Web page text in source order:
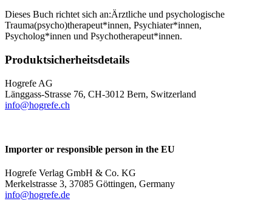
Dieses Buch richtet sich an:Ärztliche und psychologische
Trauma(psycho)therapeut*innen, Psychiater*innen,
Psycholog*innen und Psychotherapeut*innen.
Produktsicherheitsdetails
Hogrefe AG
Länggass-Strasse 76, CH-3012 Bern, Switzerland
info@hogrefe.ch
Importer or responsible person in the EU
Hogrefe Verlag GmbH & Co. KG
Merkelstrasse 3, 37085 Göttingen, Germany
info@hogrefe.de